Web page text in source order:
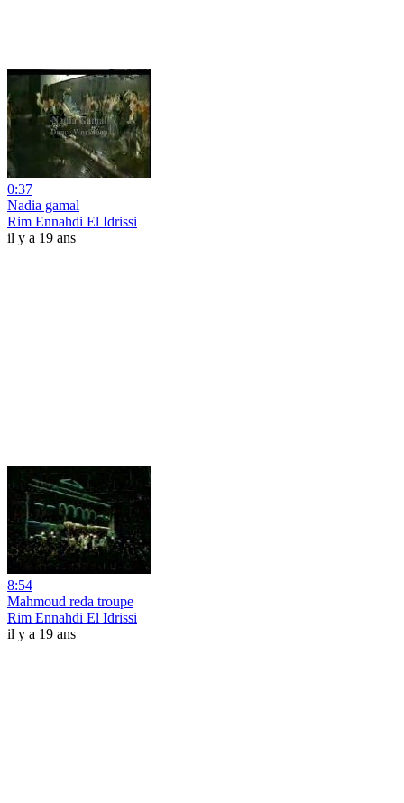
0:37
Nadia gamal
Rim Ennahdi El Idrissi
il y a 19 ans
8:54
Mahmoud reda troupe
Rim Ennahdi El Idrissi
il y a 19 ans